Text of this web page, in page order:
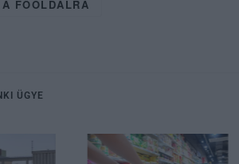
FŐOLDALRA
ÜGYE